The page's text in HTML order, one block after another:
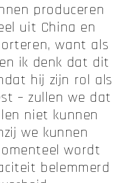
produceren
uit China en
want als
ik denk dat dit
hij zijn rol als
– zullen we dat
niet kunnen
we kunnen
wordt
belemmerd